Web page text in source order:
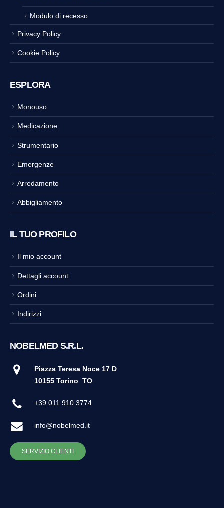
Modulo di recesso
Privacy Policy
Cookie Policy
ESPLORA
Monouso
Medicazione
Strumentario
Emergenze
Arredamento
Abbigliamento
IL TUO PROFILO
Il mio account
Dettagli account
Ordini
Indirizzi
NOBELMED S.R.L.
Piazza Teresa Noce 17 D
10155 Torino TO
+39 011 910 3774
info@nobelmed.it
SERVIZIO CLIENTI